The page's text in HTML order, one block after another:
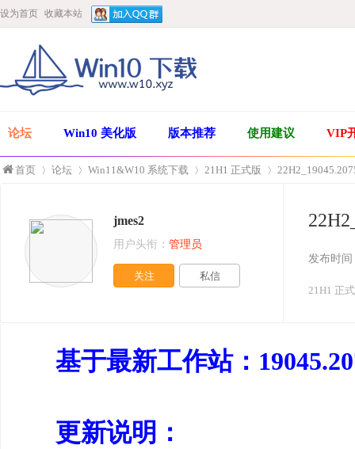
设为首页 收藏本站
论坛 Win10 美化版 版本推荐 使用建议 VIP
首页
»
论坛 Win11&W10 系统下载
›
21H1 正式版
发布时间
21H1 正
jmes2
用户头衔： 管理员
关注 私信
基于最新工作站：
更新说明：